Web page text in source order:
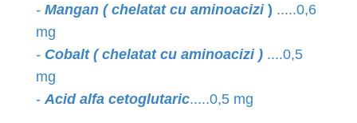
- Mangan ( chelatat cu aminoacizi ) .....0,6
mg
- Cobalt ( chelatat cu aminoacizi ) ....0,5
mg
- Acid alfa cetoglutaric.....0,5 mg